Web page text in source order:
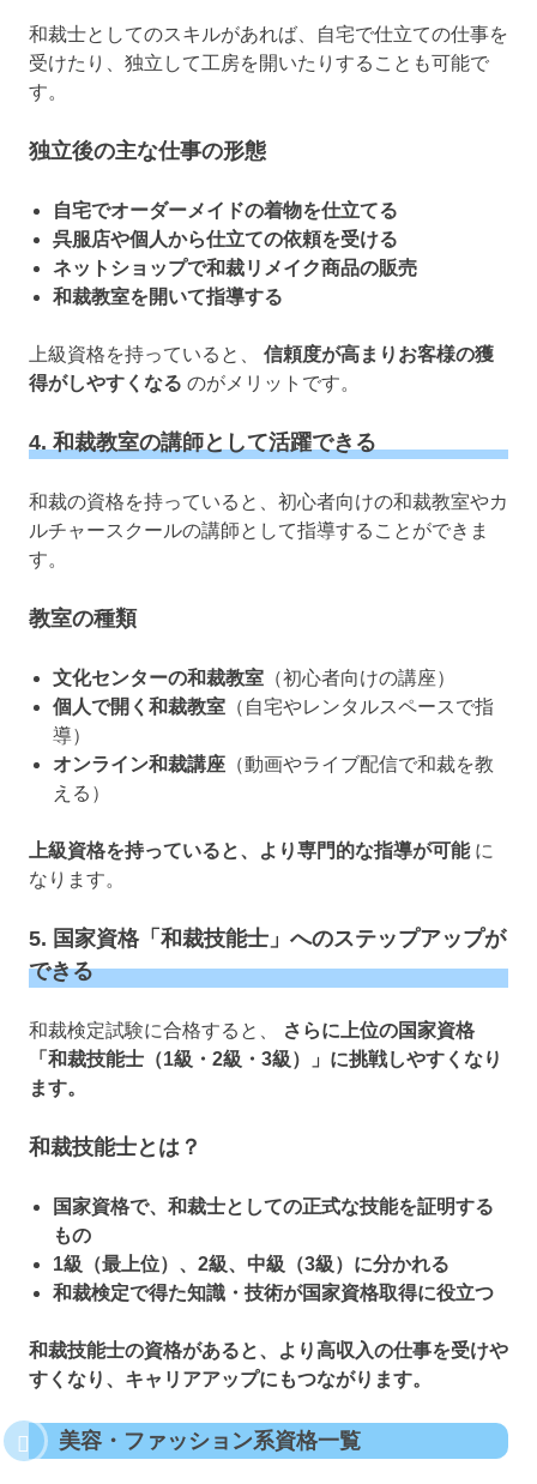
和裁士としてのスキルがあれば、自宅で仕立ての仕事を
受けたり、独立して工房を開いたりすることも可能で
す。
独立後の主な仕事の形態
自宅でオーダーメイドの着物を仕立てる
呉服店や個人から仕立ての依頼を受ける
ネットショップで和裁リメイク商品の販売
和裁教室を開いて指導する
上級資格を持っていると、 信頼度が高まりお客様の獲
得がしやすくなる のがメリットです。
4. 和裁教室の講師として活躍できる
和裁の資格を持っていると、初心者向けの和裁教室やカ
ルチャースクールの講師として指導することができま
す。
教室の種類
文化センターの和裁教室 （初心者向けの講座）
個人で開く和裁教室 （自宅やレンタルスペースで指
導）
オンライン和裁講座 （動画やライブ配信で和裁を教
える）
上級資格を持っていると、より専門的な指導が可能に
なります。
5. 国家資格「和裁技能士」へのステップアップが
できる
和裁検定試験に合格すると、
さらに上位の国家資格
「和裁技能士（1級・2級・3級）」に挑戦しやすくなり
ます。
和裁技能士とは？
国家資格で、和裁士としての正式な技能を証明する
もの
1級（最上位）、2級、中級（3級）に分かれる
和裁検定で得た知識・技術が国家資格取得に役立つ
和裁技能士の資格があると、より高収入の仕事を受けや
すくなり、キャリアアップにもつながります。
美容・ファッション系資格一覧